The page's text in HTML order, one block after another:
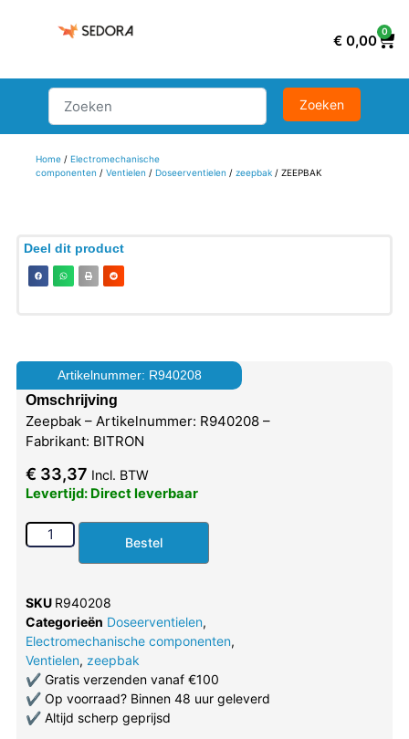
€ 0,00
0
Home/ Electromechanische
componenten / Ventielen / Doseerventielen / zeepbak/ ZEEPBAK
Deel dit product
Artikelnummer: R940208
Omschrijving
Zeepbak – Artikelnummer: R940208 –
Fabrikant: BITRON
€ 33,37 Incl. BTW
Levertijd: Direct leverbaar
Bestel
SKU R940208
Categorieën Doseerventielen,
Electromechanische componenten,
Ventielen, zeepbak
✔Gratis verzenden vanaf €100
✔Op voorraad? Binnen 48 uur geleverd
✔Altijd scherp geprijsd